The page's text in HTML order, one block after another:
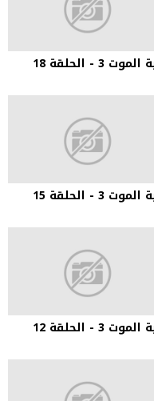
3 - الحلقة 18
3 - الحلقة 15
3 - الحلقة 12